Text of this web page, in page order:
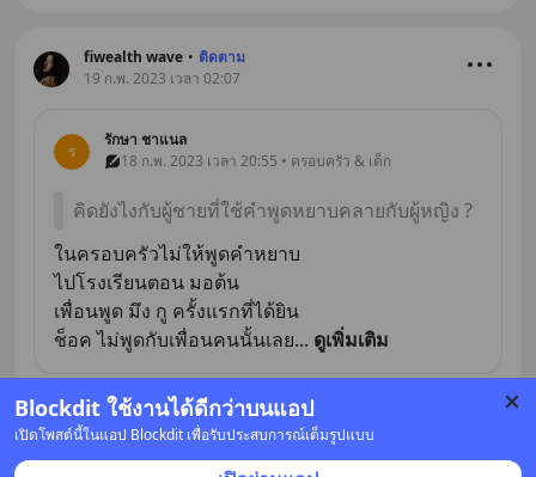
Blockdit ใช้งานได้ดีกว่าบนแอป
เปิดโพสต์นี้ในแอป Blockdit เพื่อรับประสบการณ์เต็มรูปแบบ
fiwealth wave • ติดตาม
19 ก.พ. 2023 เวลา 02:07
ร
รักษา ชาแนล
18 ก.พ. 2023 เวลา 20:55 • ครอบครัว & เด็ก
คิดยังไงกับผู้ชายที่ใช้คำพูดหยาบคลายกับผู้หญิง ?
ในครอบครัวไม่ให้พูดคำหยาบ
ไปโรงเรียนตอน มอต้น
เพื่อนพูด มึง กู ครั้งแรกที่ได้ยิน
ช็อค ไม่พูดกับเพื่อนคนนั้นเลย... ดูเพิ่มเติม
บันทึก